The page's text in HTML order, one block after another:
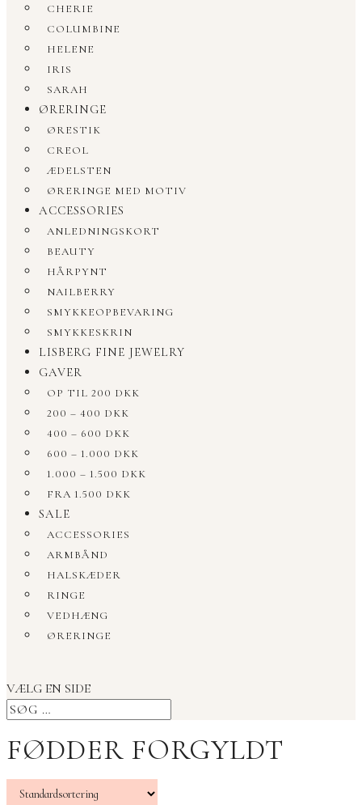
CHERIE
COLUMBINE
HELENE
IRIS
SARAH
ØRERINGE
ØRESTIK
CREOL
ÆDELSTEN
ØRERINGE MED MOTIV
ACCESSORIES
ANLEDNINGSKORT
BEAUTY
HÅRPYNT
NAILBERRY
SMYKKEOPBEVARING
SMYKKESKRIN
LISBERG FINE JEWELRY
GAVER
OP TIL 200 DKK
200 – 400 DKK
400 – 600 DKK
600 – 1.000 DKK
1.000 – 1.500 DKK
FRA 1.500 DKK
SALE
ACCESSORIES
ARMBÅND
HALSKÆDER
RINGE
VEDHÆNG
ØRERINGE
VÆLG EN SIDE
FØDDER FORGYLDT